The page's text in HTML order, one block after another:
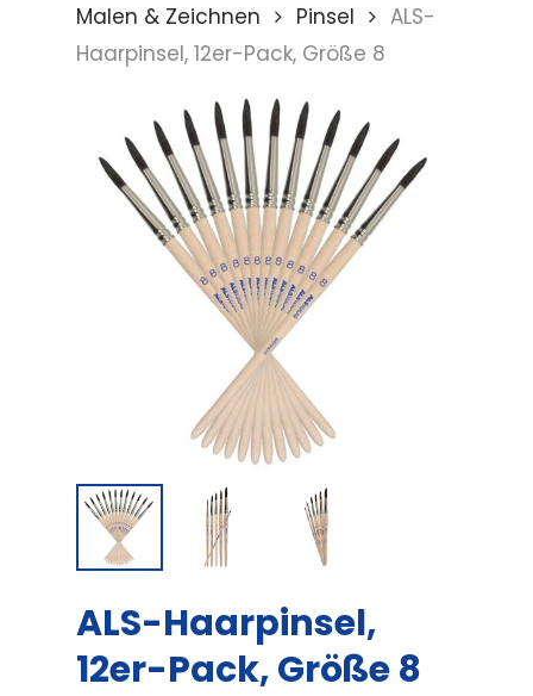
Malen & Zeichnen
Pinsel
ALS-
Haarpinsel, 12er-Pack, Größe 8
ALS-Haarpinsel,
12er-Pack, Größe 8